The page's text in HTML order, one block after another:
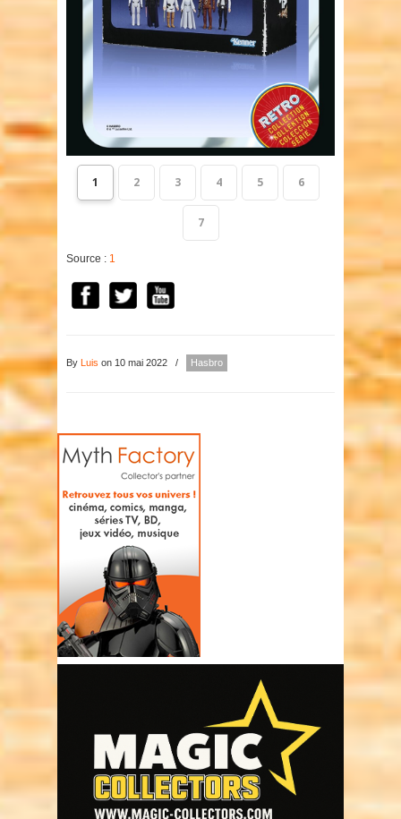
1 2 3 4 5 6
7
Source : 1
By Luis on 10 mai 2022 / Hasbro